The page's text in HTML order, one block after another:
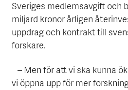
Sveriges medlemsavgift och
miljard kronor årligen
uppdrag och kontrakt till
forskare.
– Men för att vi ska kunna
vi öppna upp för mer